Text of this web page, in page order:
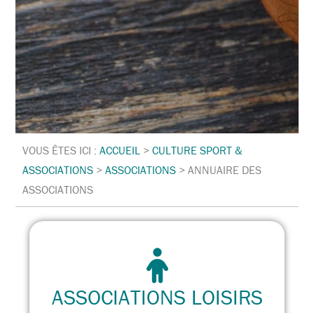
VOUS ÊTES ICI :ACCUEIL >CULTURE SPORT &
ASSOCIATIONS >ASSOCIATIONS >ANNUAIRE DES
ASSOCIATIONS
ASSOCIATIONS LOISIRS